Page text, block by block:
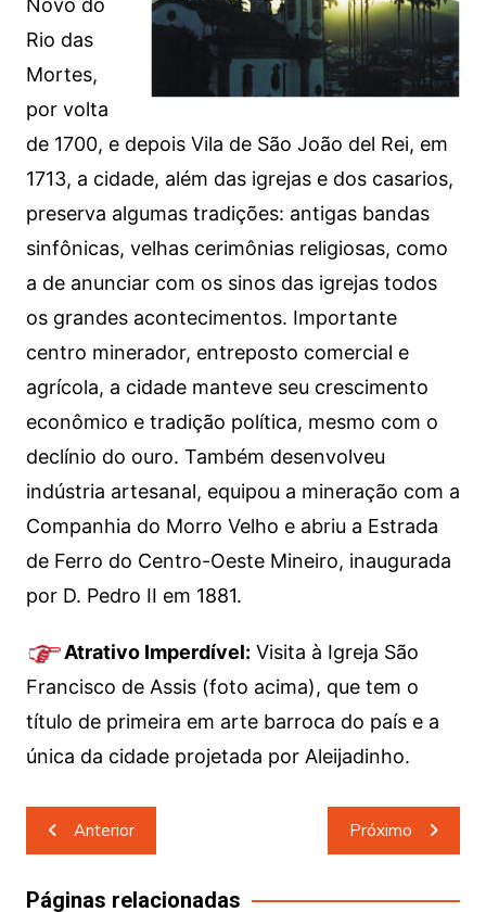
Novo do
Rio das
Mortes,
por volta
de 1700, e depois Vila de São João del Rei, em
1713, a cidade, além das igrejas e dos casarios,
preserva algumas tradições: antigas bandas
sinfônicas, velhas cerimônias religiosas, como
a de anunciar com os sinos das igrejas todos
os grandes acontecimentos. Importante
centro minerador, entreposto comercial e
agrícola, a cidade manteve seu crescimento
econômico e tradição política, mesmo com o
declínio do ouro. Também desenvolveu
indústria artesanal, equipou a mineração com a
Companhia do Morro Velho e abriu a Estrada
de Ferro do Centro-Oeste Mineiro, inaugurada
por D. Pedro II em 1881.
Atrativo Imperdível: Visita à Igreja São
Francisco de Assis (foto acima), que tem o
título de primeira em arte barroca do país e a
única da cidade projetada por Aleijadinho.
Navegação
de
Post
Anterior Próximo
Páginas relacionadas